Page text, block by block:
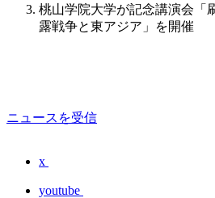
桃山学院大学が記念講演会「
露戦争と東アジア」を開催
ニュースを受信
x
youtube